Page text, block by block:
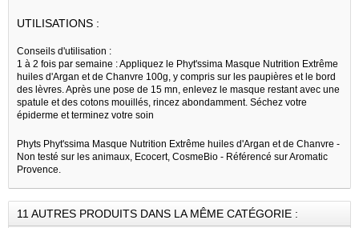
UTILISATIONS :
Conseils d'utilisation :
1 à 2 fois par semaine : Appliquez le Phyt'ssima Masque Nutrition Extrême
huiles d'Argan et de Chanvre 100g, y compris sur les paupières et le bord
des lèvres. Après une pose de 15 mn, enlevez le masque restant avec une
spatule et des cotons mouillés, rincez abondamment. Séchez votre
épiderme et terminez votre soin
Phyts Phyt'ssima Masque Nutrition Extrême huiles d'Argan et de Chanvre -
Non testé sur les animaux, Ecocert, CosmeBio - Référencé sur Aromatic
Provence.
11 AUTRES PRODUITS DANS LA MÊME CATÉGORIE :